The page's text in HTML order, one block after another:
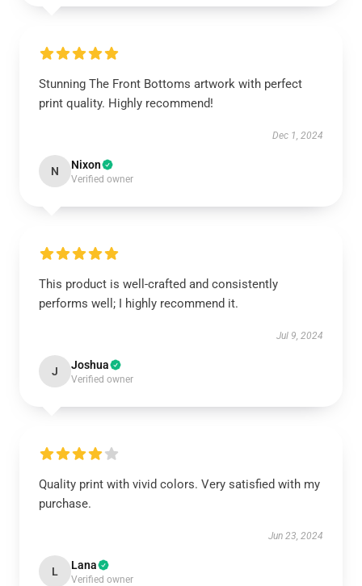
Stunning The Front Bottoms artwork with perfect
print quality. Highly recommend!
Dec 1, 2024
N Nixon
Verified owner
This product is well-crafted and consistently
performs well; I highly recommend it.
Jul 9, 2024
J Joshua
Verified owner
Quality print with vivid colors. Very satisfied with my
purchase.
Jun 23, 2024
L Lana
Verified owner